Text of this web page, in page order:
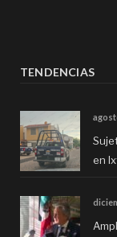
TENDENCIAS
en